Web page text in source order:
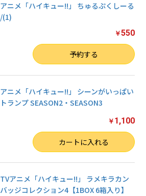
アニメ「ハイキュー!!」 ちゅるぷくしーる
/(1)
￥550
予約する
アニメ「ハイキュー!!」 シーンがいっぱい
トランプ SEASON2・SEASON3
￥ 1,100
カートに入れる
TVアニメ「ハイキュー!!」 ラメキラカン
バッジコレクション4【1BOX 6箱入り】